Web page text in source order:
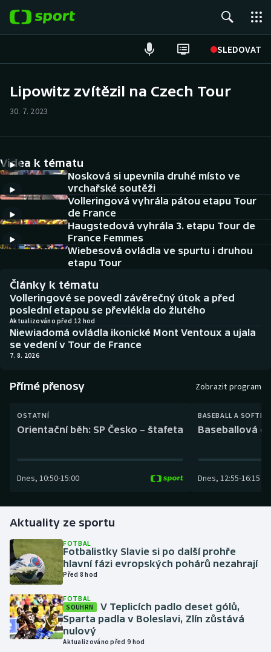
SLEDOVAT
Hokej
Tenis
Atletika
Cyklistika
DALŠÍ SPORTY
Americký fotbal
Baseball a softbal
Basketbal
Biatlon
Curling
Florbal
Golf
Gymnastika
Házená
Jezdectví
NEPŘEHLÉDNĚTE
Soutěže
Historické návraty
Aplikace ČT sport
Lipowitz zvítězil na Czech Tour
30. 7. 2023
Videa k tématu
Nosková si upevnila druhé místo ve
vrchařské soutěži
Volleringová vyhrála pátou etapu Tour
de France
Haugstedová vyhrála 3. etapu Tour de
France Femmes
Wiebesová ovládla ve spurtu i druhou
etapu Tour
Články k tématu
Volleringové se povedl závěrečný útok a před
poslední etapou se převlékla do žlutého
Aktualizováno před 12 hod
Niewiadomá ovládla ikonické Mont Ventoux a ujala
se vedení v Tour de France
7. 8. 2026
Přímé přenosy Zobrazit program
OSTATNÍ
Orientační běh: SP Česko – štafeta
Dnes, 10:50-15:00
BASEBALL A
Baseballová
Dnes, 12:55-16:15
Aktuality ze sportu
FOTBAL
Fotbalistky Slavie si po další prohře
hlavní fázi evropských pohárů nezahrají
Před 8 hod
FOTBAL
SOUHRN
V Teplicích padlo deset gólů,
Sparta padla v Boleslavi, Zlín zůstává
nulový
Aktualizováno před 9 hod